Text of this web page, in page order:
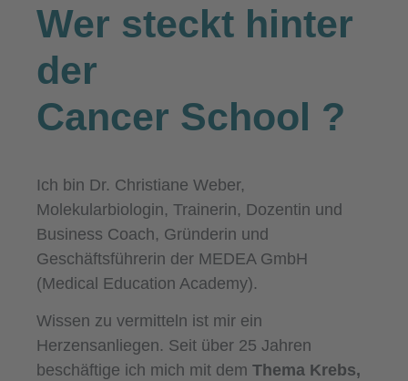
Wer steckt hinter
der
Cancer School ?
Ich bin Dr. Christiane Weber,
Molekularbiologin, Trainerin, Dozentin und
Business Coach, Gründerin und
Geschäftsführerin der MEDEA GmbH
(Medical Education Academy).
Wissen zu vermitteln ist mir ein
Herzensanliegen. Seit über 25 Jahren
beschäftige ich mich mit dem Thema Krebs,